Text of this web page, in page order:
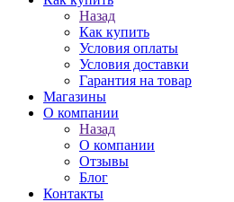
Назад
Как купить
Условия оплаты
Условия доставки
Гарантия на товар
Магазины
О компании
Назад
О компании
Отзывы
Блог
Контакты